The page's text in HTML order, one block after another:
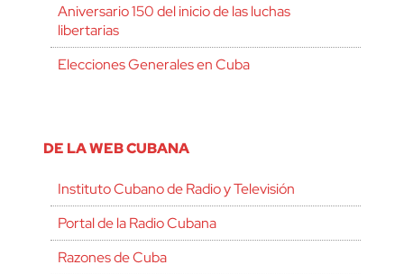
Aniversario 150 del inicio de las luchas
libertarias
Elecciones Generales en Cuba
DE LA WEB CUBANA
Instituto Cubano de Radio y Televisión
Portal de la Radio Cubana
Razones de Cuba